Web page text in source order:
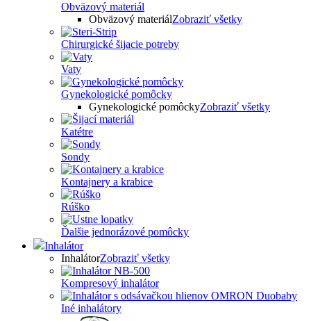
Obväzový materiál
Obväzový materiálZobraziť všetky
Chirurgické šijacie potreby
Vaty
Gynekologické pomôcky
Gynekologické pomôckyZobraziť všetky
Katétre
Sondy
Kontajnery a krabice
Rúško
Ďalšie jednorázové pomôcky
Inhalátor
InhalátorZobraziť všetky
Kompresový inhalátor
Iné inhalátory